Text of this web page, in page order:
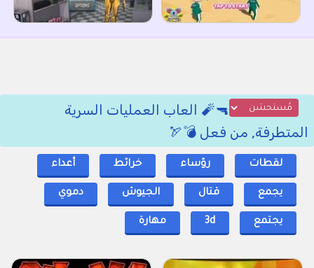
🔫🧨 العاب العمليات السرية
المتطرفة, من فعل 💣🏹
لقطات رؤساء خرائط أعداء
يجمع قتال الجيوش دموي
يجتمع 3d مهارة